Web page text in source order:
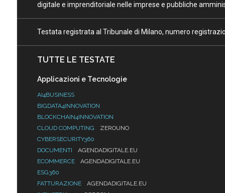
digitale e imprenditoriale nelle imprese e pubbliche
Testata registrata al Tribunale di Milano, numero
TUTTE LE TESTATE
Applicazioni e Tecnologie
AI4BUSINESS
BIGDATA4INNOVATION
BLOCKCHAIN4INNOVATION
CLOUD COMPUTING
ZEROUNO
CYBERSECURITY360
DOCUMENTI
AGENDADIGITALE.EU
ECOMMERCE
AGENDADIGITALE.EU
ESG360
FATTURAZIONE
AGENDADIGITALE.EU